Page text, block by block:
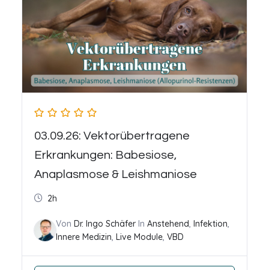
03.09.26: Vektorübertragene
Erkrankungen: Babesiose,
Anaplasmose & Leishmaniose
2h
Von Dr. Ingo Schäfer In Anstehend, Infektion,
Innere Medizin, Live Module, VBD